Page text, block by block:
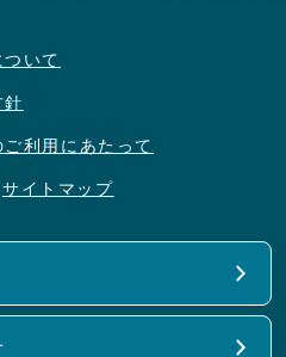
いて
針
利用にあたって
サイトマップ